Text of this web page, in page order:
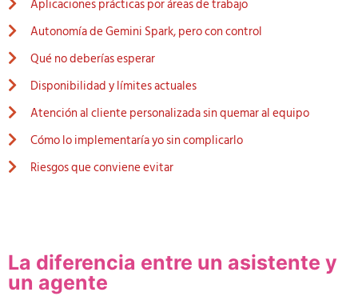
Aplicaciones prácticas por áreas de trabajo
Autonomía de Gemini Spark, pero con control
Qué no deberías esperar
Disponibilidad y límites actuales
Atención al cliente personalizada sin quemar al equipo
Cómo lo implementaría yo sin complicarlo​
Riesgos que conviene evitar
La diferencia entre un asistente y
un agente